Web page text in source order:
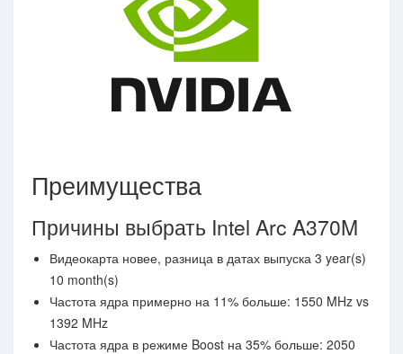
Преимущества
Причины выбрать Intel Arc A370M
Видеокарта новее, разница в датах выпуска 3 year(s)
10 month(s)
Частота ядра примерно на 11% больше: 1550 MHz vs
1392 MHz
Частота ядра в режиме Boost на 35% больше: 2050